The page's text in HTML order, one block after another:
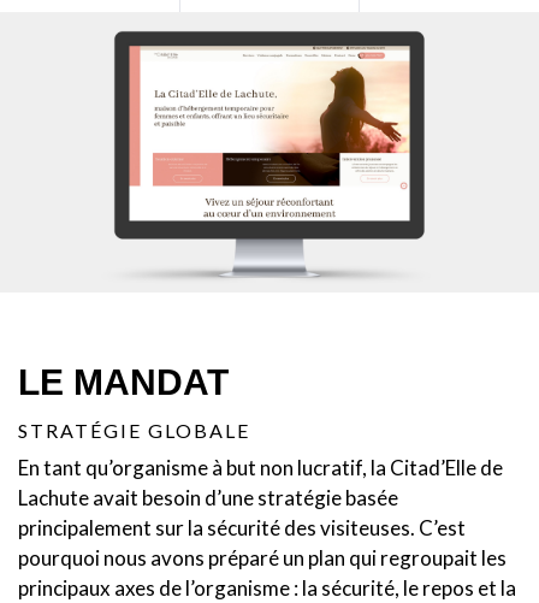
LE MANDAT
STRATÉGIE GLOBALE
En tant qu’organisme à but non lucratif, la Citad’Elle de
Lachute avait besoin d’une stratégie basée
principalement sur la sécurité des visiteuses. C’est
pourquoi nous avons préparé un plan qui regroupait les
principaux axes de l’organisme : la sécurité, le repos et la